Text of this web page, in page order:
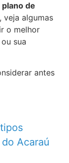
de
veja algumas
o melhor
sua
antes
Acaraú